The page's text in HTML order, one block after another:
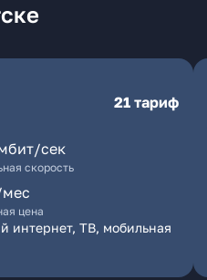
21 тариф
сек
скорость
цена
интернет, ТВ, мобильная